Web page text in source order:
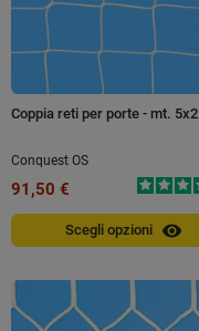
Coppia reti per porte - mt. 5x2
Conquest OS
91,50 €
Scegli opzioni visibility